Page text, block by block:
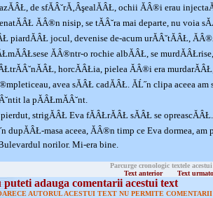
de sfĂÂ˘rĂ‚ÂşealĂÂŁ, ochii ĂÂ®i erau
ĂÂ®n nisip, se tĂÂ˘ra mai departe, nu voia
piardĂÂŁ jocul, devenise de-acum urĂÂ˘tĂÂŁ,
ĂÂ®ntr-o rochie albĂÂŁ, se
horcĂÂŁia, pielea ĂÂ®i era
avea sĂÂŁ cadĂÂŁ. ĂĹ˝n clipa aceea
la pĂÂŁmĂÂ˘nt.
strigĂÂŁ Eva fĂÂŁrĂÂŁ sĂÂŁ se
dupĂÂŁ-masa aceea, ĂÂ®n timp ce Eva dormea,
norilor. Mi-era bine.
Parcurge cronologic textele
Text anterior
Text
puteti adauga comentarii acestui text
AUTORUL ACESTUI TEXT NU PERMITE